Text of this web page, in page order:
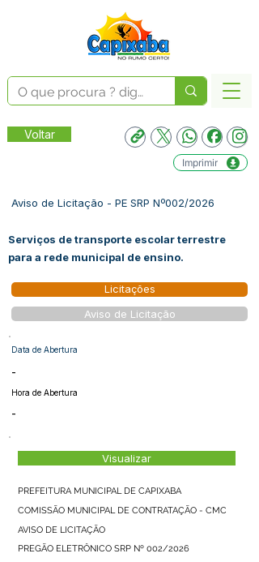
Voltar
Imprimir
Aviso de Licitação - PE SRP Nº002/2026
Serviços de transporte escolar terrestre
para a rede municipal de ensino.
Licitações
Aviso de Licitação
Data de Abertura
-
Hora de Abertura
-
Visualizar
PREFEITURA MUNICIPAL DE CAPIXABA
COMISSÃO MUNICIPAL DE CONTRATAÇÃO - CMC
AVISO DE LICITAÇÃO
PREGÃO ELETRÔNICO SRP Nº 002/2026